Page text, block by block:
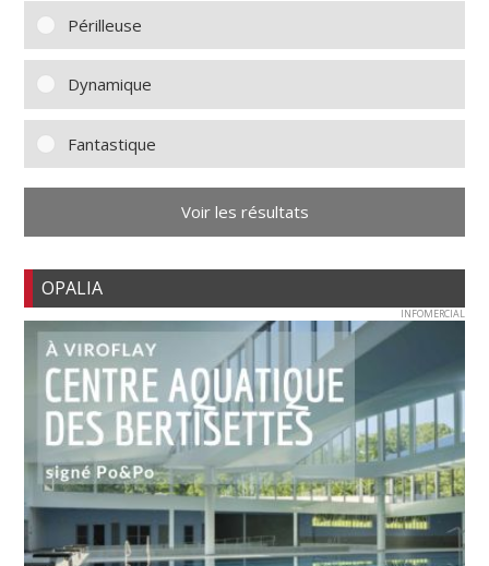
Périlleuse
Dynamique
Fantastique
Voir les résultats
OPALIA
INFOMERCIAL